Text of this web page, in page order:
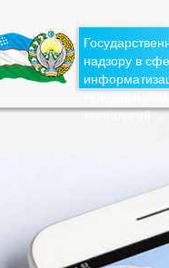
надзору в
технологий